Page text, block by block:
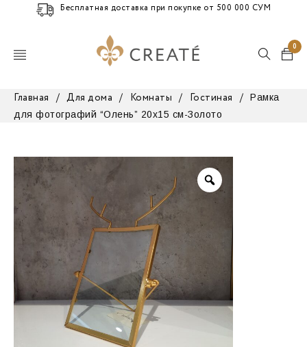
Бесплатная доставка при покупке от 500 000 СУМ
0
Главная / Для дома / Комнаты / Гостиная /
Рамка
для фотографий “Олень” 20х15 см-Золото